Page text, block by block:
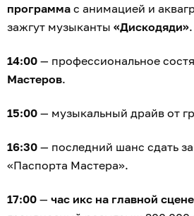
программа с анимацией и
зажгут музыканты «Дискодяди».
14:00 — профессиональное
Мастеров.
15:00 — музыкальный драйв от
16:30 — последний шанс сдать
«Паспорта Мастера».
17:00 — час икс на главной сцене